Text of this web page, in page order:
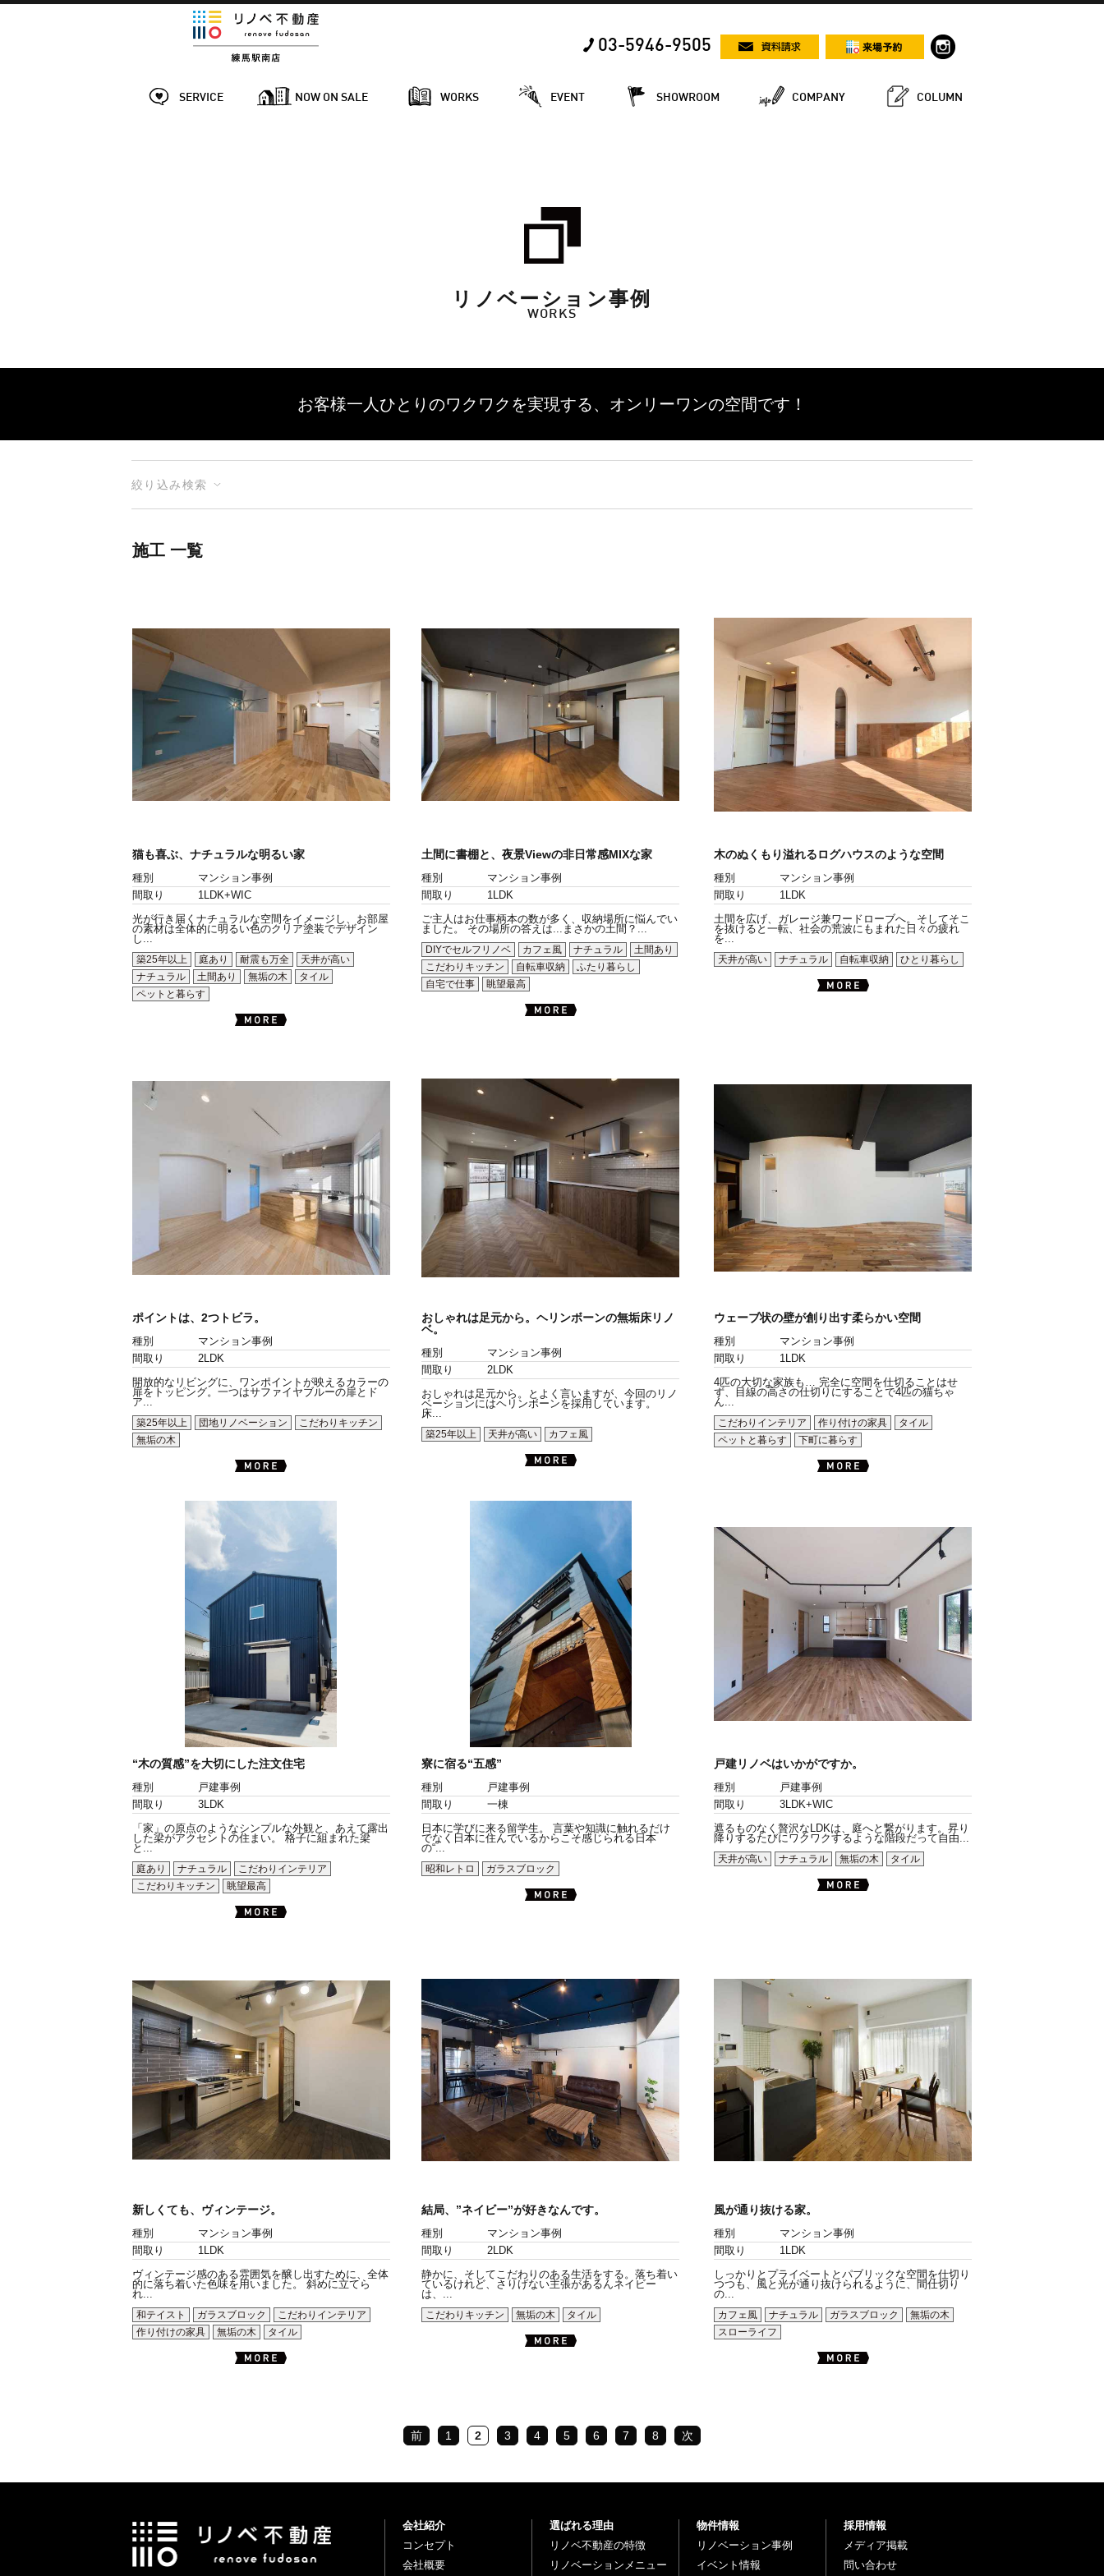
03-5946-9505
SERVICE NOW ON SALE WORKS EVENT SHOWROOM COMPANY COLUMN
リノベーション事例
WORKS
お客様一人ひとりのワクワクを実現する、 オンリーワンの空間です！
絞り込み検索
施工 一覧
猫も喜ぶ、ナチュラルな明るい家
種別
マンション事例
間取り
1LDK+WIC
光が行き届くナチュラルな空間をイメージし、お部屋
の素材は全体的に明るい色のクリア塗装でデザイン
し...
築25年以上
庭あり 耐震も万全
天井が高い
ナチュラル
土間あり 無垢の木
タイル
ペットと暮らす
土間に書棚と、夜景Viewの非日常感MIXな家
種別
マンション事例
間取り
1LDK
ご主人はお仕事柄本の数が多く、収納場所に悩んでい
ました。 その場所の答えは...まさかの土間？...
DIYでセルフリノベ
カフェ風 ナチュラル
土間あり
こだわりキッチン
自転車収納
ふたり暮らし
自宅で仕事
眺望最高
木のぬくもり溢れるログハウスのような空間
種別
マンション事例
間取り
1LDK
土間を広げ、ガレージ兼ワードローブへ。そしてそこ
を抜けると一転、社会の荒波にもまれた日々の疲れ
を...
天井が高い
ナチュラル 自転車収納 ひとり暮らし
ポイントは、2つトビラ。
種別
マンション事例
間取り
2LDK
開放的なリビングに、ワンポイントが映えるカラーの
扉をトッピング。一つはサファイヤブルーの扉とド
ア...
築25年以上
団地リノベーション
こだわりキッチン
無垢の木
おしゃれは足元から。ヘリンボーンの無垢床リノ
ベ。
種別
マンション事例
間取り
2LDK
おしゃれは足元から。とよく言いますが、今回のリノ
ベーションにはヘリンボーンを採用しています。
床...
築25年以上
天井が高い カフェ風
ウェーブ状の壁が創り出す柔らかい空間
種別
マンション事例
間取り
1LDK
4匹の大切な家族も… 完全に空間を仕切ることはせ
ず、目線の高さの仕切りにすることで4匹の猫ちゃ
ん...
こだわりインテリア
作り付けの家具
タイル
ペットと暮らす
下町に暮らす
“木の質感”を大切にした注文住宅
種別
戸建事例
間取り
3LDK
「家」の原点のようなシンプルな外観と、あえて露出
した梁がアクセントの住まい。 格子に組まれた梁
と...
庭あり
ナチュラル
こだわりインテリア
こだわりキッチン
眺望最高
寮に宿る“五感”
種別
戸建事例
間取り
一棟
日本に学びに来る留学生。 言葉や知識に触れるだけ
でなく日本に住んでいるからこそ感じられる日本
の“...
昭和レトロ
ガラスブロック
戸建リノベはいかがですか。
種別
戸建事例
間取り
3LDK+WIC
遮るものなく贅沢なLDKは、庭へと繋がります。昇り
降りするたびにワクワクするような階段だって自由...
天井が高い
ナチュラル 無垢の木 タイル
新しくても、ヴィンテージ。
種別
マンション事例
間取り
1LDK
ヴィンテージ感のある雰囲気を醸し出すために、全体
的に落ち着いた色味を用いました。 斜めに立てら
れ...
和テイスト
ガラスブロック
こだわりインテリア
作り付けの家具
無垢の木 タイル
結局、”ネイビー”が好きなんです。
種別
マンション事例
間取り
2LDK
静かに、そしてこだわりのある生活をする。落ち着い
ているけれど、さりげない主張があるんネイビー
は、...
こだわりキッチン
無垢の木 タイル
風が通り抜ける家。
種別
マンション事例
間取り
1LDK
しっかりとプライベートとパブリックな空間を仕切り
つつも、風と光が通り抜けられるように、間仕切り
の...
カフェ風
ナチュラル ガラスブロック
無垢の木
スローライフ
前 1 2 3 4 5 6 7 8 次
会社紹介
コンセプト
会社概要
選ばれる理由
リノベ不動産の特徴
リノベーションメニュー
物件情報
リノベーション事例
イベント情報
採用情報
メディア掲載
問い合わせ